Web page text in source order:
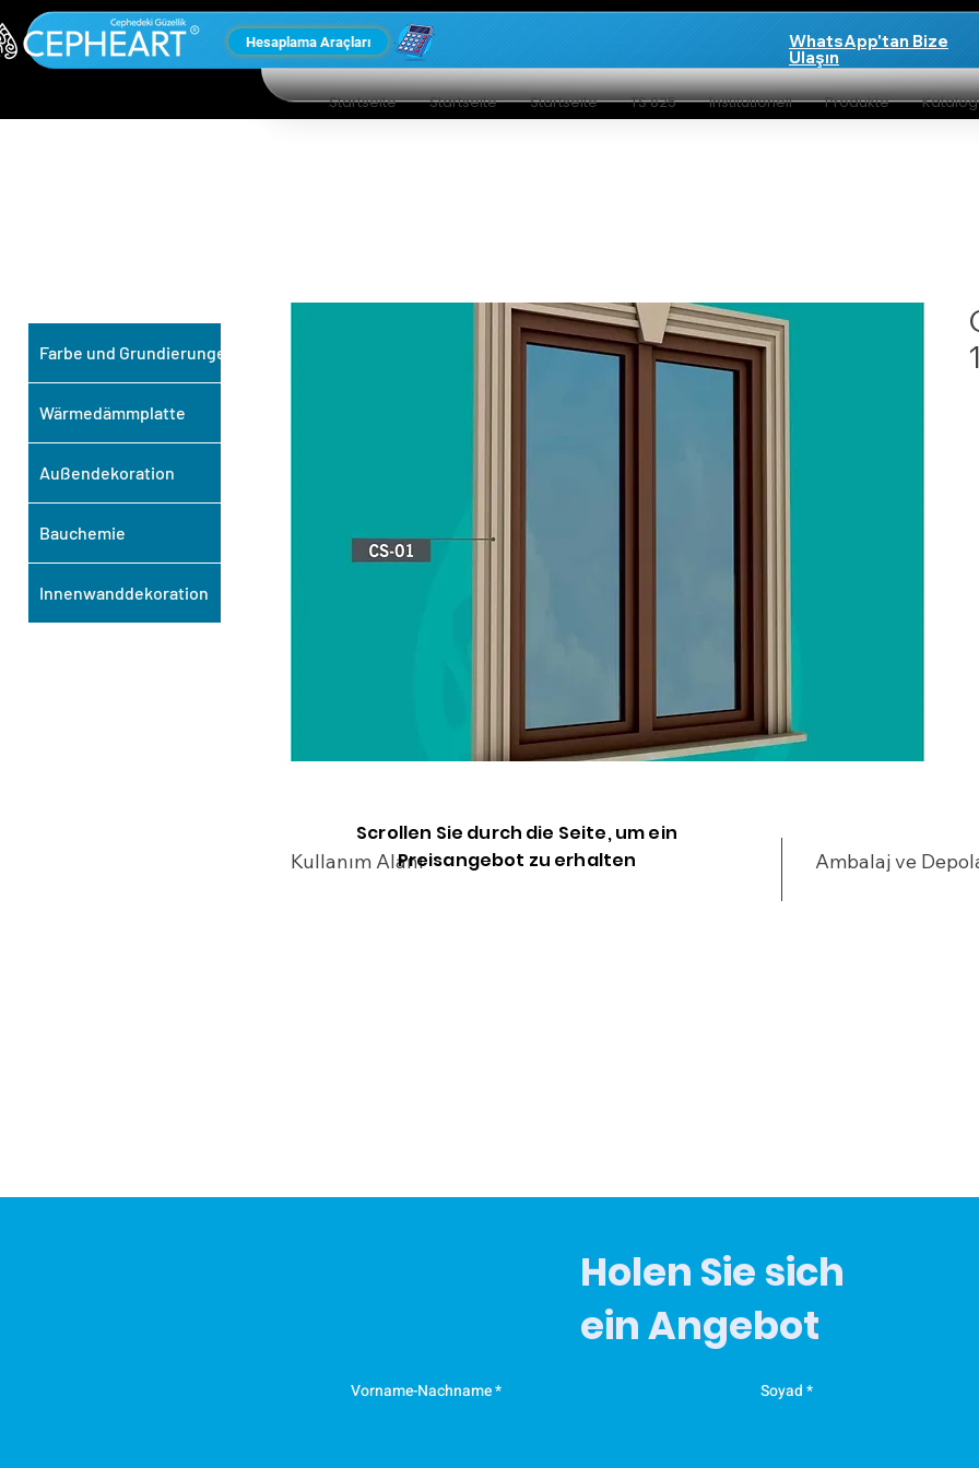
Hesaplama Araçları WhatsApp'tan Bize
Ulaşın
Startseite Startseite Startseite TS 825 Institutionell Produkte
Kullanım Alanı Ambalaj ve
Scrollen Sie durch die Seite, um ein
Preisangebot zu erhalten
Farbe und Grundierungen
Wärmedämmplatte
Außendekoration
Bauchemie
Innenwanddekoration
Holen Sie sich
ein Angebot
Vorname-Nachname Soyad